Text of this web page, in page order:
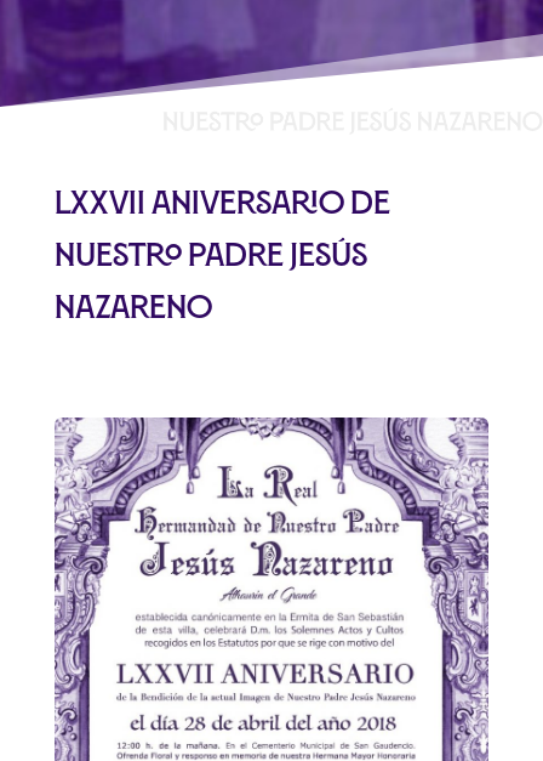
LXXVII aniversario de
nuestro Padre Jesús
Nazareno